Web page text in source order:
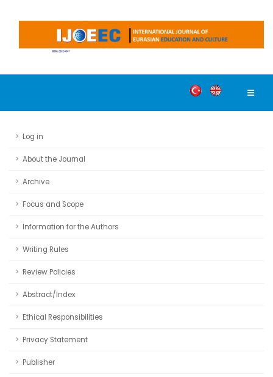
Log in
About the Journal
Archive
Focus and Scope
Information for the Authors
Writing Rules
Review Policies
Abstract/Index
Ethical Responsibilities
Privacy Statement
Publisher